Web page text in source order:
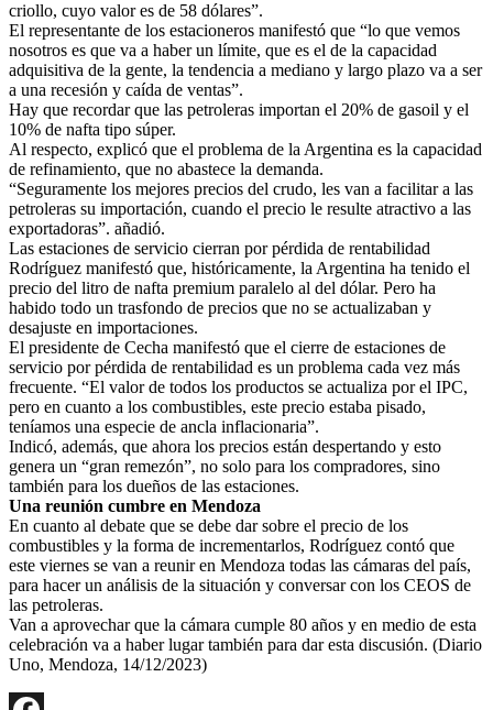
criollo, cuyo valor es de 58 dólares”.
El representante de los estacioneros manifestó que “lo que vemos
nosotros es que va a haber un límite, que es el de la capacidad
adquisitiva de la gente, la tendencia a mediano y largo plazo va a ser
a una recesión y caída de ventas”.
Hay que recordar que las petroleras importan el 20% de gasoil y el
10% de nafta tipo súper.
Al respecto, explicó que el problema de la Argentina es la capacidad
de refinamiento, que no abastece la demanda.
“Seguramente los mejores precios del crudo, les van a facilitar a las
petroleras su importación, cuando el precio le resulte atractivo a las
exportadoras”. añadió.
Las estaciones de servicio cierran por pérdida de rentabilidad
Rodríguez manifestó que, históricamente, la Argentina ha tenido el
precio del litro de nafta premium paralelo al del dólar. Pero ha
habido todo un trasfondo de precios que no se actualizaban y
desajuste en importaciones.
El presidente de Cecha manifestó que el cierre de estaciones de
servicio por pérdida de rentabilidad es un problema cada vez más
frecuente. “El valor de todos los productos se actualiza por el IPC,
pero en cuanto a los combustibles, este precio estaba pisado,
teníamos una especie de ancla inflacionaria”.
Indicó, además, que ahora los precios están despertando y esto
genera un “gran remezón”, no solo para los compradores, sino
también para los dueños de las estaciones.
Una reunión cumbre en Mendoza
En cuanto al debate que se debe dar sobre el precio de los
combustibles y la forma de incrementarlos, Rodríguez contó que
este viernes se van a reunir en Mendoza todas las cámaras del país,
para hacer un análisis de la situación y conversar con los CEOS de
las petroleras.
Van a aprovechar que la cámara cumple 80 años y en medio de esta
celebración va a haber lugar también para dar esta discusión. (Diario
Uno, Mendoza, 14/12/2023)